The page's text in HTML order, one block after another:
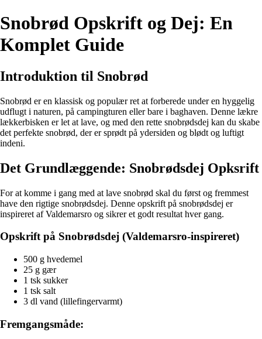
Snobrød Opskrift og Dej: En
Komplet Guide
Introduktion til Snobrød
Snobrød er en klassisk og populær ret at forberede under en hyggelig
udflugt i naturen, på campingturen eller bare i baghaven. Denne lækre
lækkerbisken er let at lave, og med den rette snobrødsdej kan du skabe
det perfekte snobrød, der er sprødt på ydersiden og blødt og luftigt
indeni.
Det Grundlæggende: Snobrødsdej Opksrift
For at komme i gang med at lave snobrød skal du først og fremmest
have den rigtige snobrødsdej. Denne opskrift på snobrødsdej er
inspireret af Valdemarsro og sikrer et godt resultat hver gang.
Opskrift på Snobrødsdej (Valdemarsro-inspireret)
500 g hvedemel
25 g gær
1 tsk sukker
1 tsk salt
3 dl vand (lillefingervarmt)
Fremgangsmåde: